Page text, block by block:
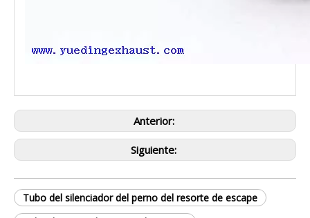
Anterior:
Siguiente:
Tubo del silenciador del perno del resorte de escape